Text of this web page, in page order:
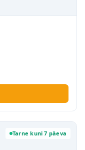
Tarne kuni 7 päeva